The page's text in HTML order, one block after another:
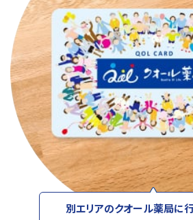
別エリアのクオール薬局に